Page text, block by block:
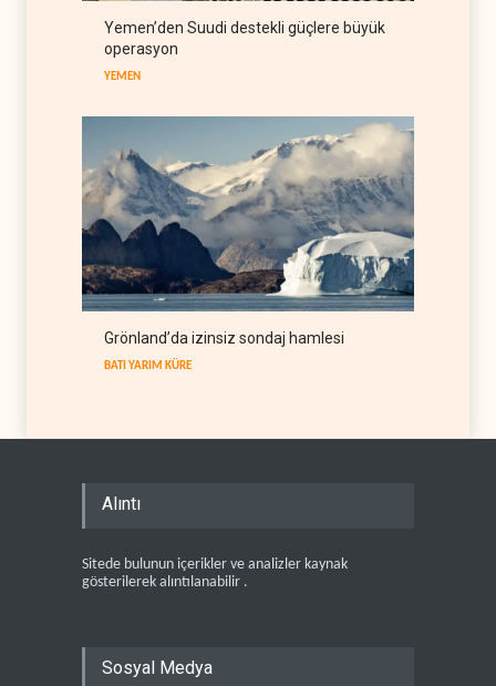
21 gün süre verdi
Yemen’den Suudi destekli güçlere büyük
operasyon
YEMEN
Grönland’da izinsiz sondaj hamlesi
BATI YARIM KÜRE
Alıntı
Sitede bulunun içerikler ve analizler kaynak
gösterilerek alıntılanabilir .
Sosyal Medya